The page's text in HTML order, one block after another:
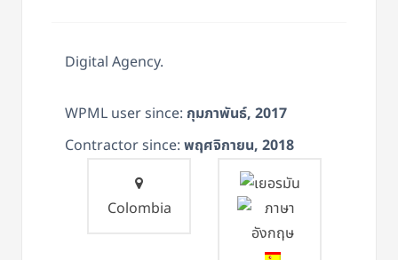
Digital Agency.
WPML user since: กุมภาพันธ์, 2017
Contractor since: พฤศจิกายน, 2018
Colombia